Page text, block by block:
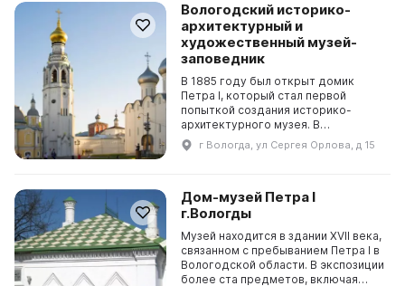
Вологодский историко-
архитектурный и
художественный музей-
заповедник
В 1885 году был открыт домик
Петра I, который стал первой
попыткой создания историко-
архитектурного музея. В
настоящее время музей включает в
себя комплекс памятников
г Вологда, ул Сергея Орлова, д 15
Дом-музей Петра I
г.Вологды
Музей находится в здании XVII века,
связанном с пребыванием Петра I в
Вологодской области. В экспозиции
более ста предметов, включая